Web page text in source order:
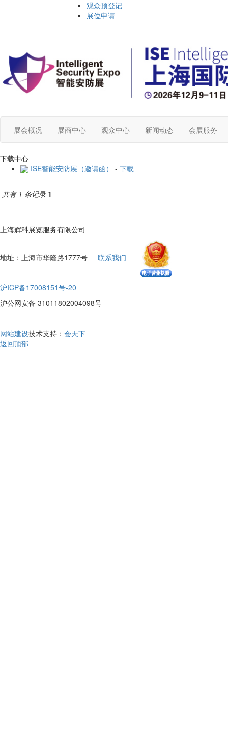
观众预登记
展位申请
展会概况 展商中心 观众中心 新闻动态 会展服务
下载中心
ISE智能安防展（邀请函）
- 下载
共有 1 条记录 1
上海辉科展览服务有限公司
地址：上海市华隆路1777号 联系我们
沪ICP备17008151号-20
沪公网安备 31011802004098号
网站建设技术支持： 会天下
返回顶部